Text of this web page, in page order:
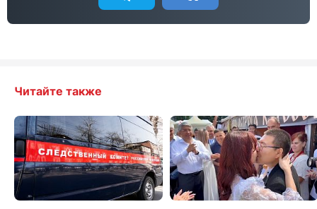
Читайте также